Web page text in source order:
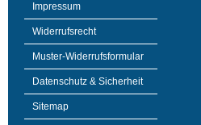
Impressum
Widerrufsrecht
Muster-Widerrufsformular
Datenschutz & Sicherheit
Sitemap